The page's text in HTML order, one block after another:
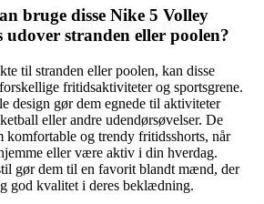
bruge disse Nike 5 Volley
udover stranden eller poolen?
til stranden eller poolen, kan disse
fritidsaktiviteter og sportsgrene.
design gør dem egnede til aktiviteter
eller andre udendørsøvelser. De
komfortable og trendy fritidsshorts, når
eller være aktiv i din hverdag.
gør dem til en favorit blandt mænd, der
god kvalitet i deres beklædning.